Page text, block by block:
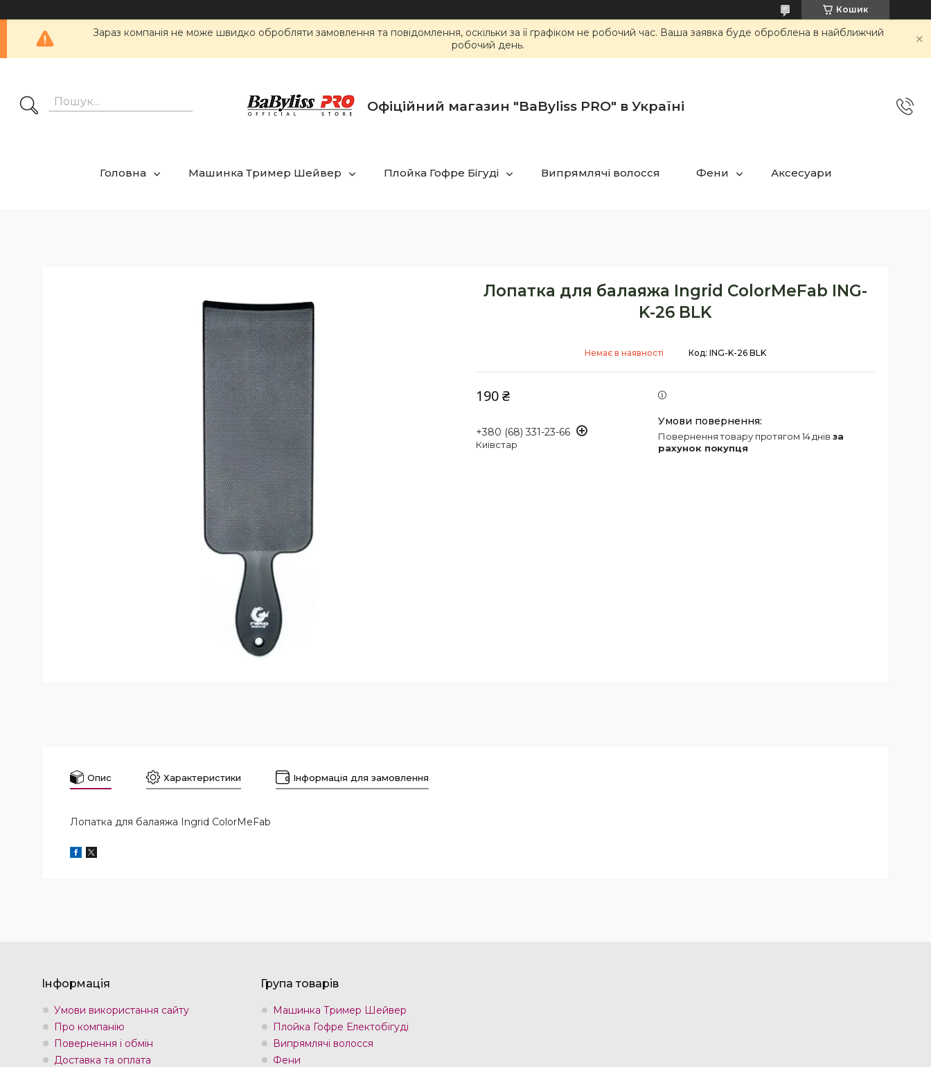
Кошик
Зараз компанія не може швидко обробляти замовлення та повідомлення, оскільки за її графіком не робочий час. Ваша заявка буде оброблена в найближчий
робочий день.
Офіційний магазин "BaByliss PRO" в Україні
Головна Машинка Тример Шейвер Плойка Гофре Бігуді Випрямлячі волосся Фени Аксесуари
Лопатка для балаяжа Ingrid ColorMeFab ING-
K-26 BLK
Немає в наявності Код: ING-K-26 BLK
190 ₴
+380 (68) 331-23-66
Київстар
повернення товару протягом 14 днів за
рахунок покупця
Опис Характеристики Інформація для замовлення
Лопатка для балаяжа Ingrid ColorMeFab
Інформація
Умови використання сайту
Про компанію
Повернення і обмін
Доставка та оплата
Група товарів
Машинка Тример Шейвер
Плойка Гофре Електобігуді
Випрямлячі волосся
Фени